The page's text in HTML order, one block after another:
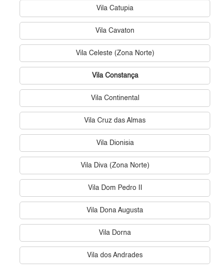
Vila Catupia
Vila Cavaton
Vila Celeste (Zona Norte)
Vila Constança
Vila Continental
Vila Cruz das Almas
Vila Dionisia
Vila Diva (Zona Norte)
Vila Dom Pedro II
Vila Dona Augusta
Vila Dorna
Vila dos Andrades